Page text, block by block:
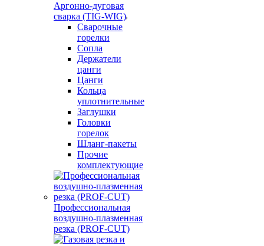
Аргонно-дуговая
сварка (TIG-WIG)
Сварочные
горелки
Сопла
Держатели
цанги
Цанги
Кольца
уплотнительные
Заглушки
Головки
горелок
Шланг-пакеты
Прочие
комплектующие
Профессиональная
воздушно-плазменная
резка (PROF-CUT)